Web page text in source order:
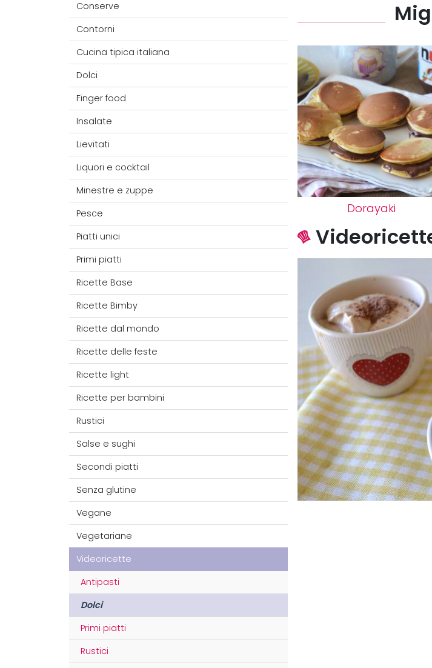
Conserve
Contorni
Cucina tipica italiana
Dolci
Finger food
Insalate
Lievitati
Liquori e cocktail
Minestre e zuppe
Pesce
Piatti unici
Primi piatti
Ricette Base
Ricette Bimby
Ricette dal mondo
Ricette delle feste
Ricette light
Ricette per bambini
Rustici
Salse e sughi
Secondi piatti
Senza glutine
Vegane
Vegetariane
Videoricette
Antipasti
Dolci
Primi piatti
Rustici
Dorayaki